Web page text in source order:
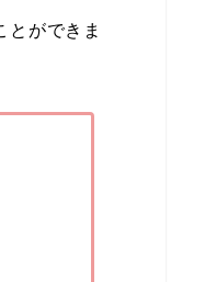
とができま